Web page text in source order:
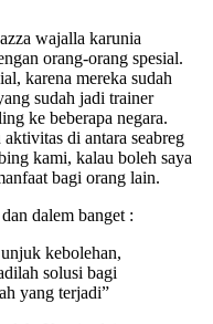
wajalla karunia
orang-orang spesial.
karena mereka sudah
sudah jadi trainer
ke beberapa negara.
di antara seabreg
kami, kalau boleh saya
bagi orang lain.
dalem banget :
kebolehan,
solusi bagi
yang terjadi”